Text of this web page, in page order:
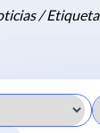
/ Etiqueta